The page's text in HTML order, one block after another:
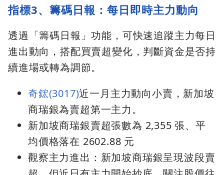
指標3、籌碼日報：每日即時主力動向
透過「籌碼日報」功能，可快速追蹤主力每日
進出動向，搭配買賣超變化，判斷資金是否持
續進場或轉為調節。
奇鋐(3017)近一月主力動向小賣，新加坡
商瑞銀為賣超第一主力。
新加坡商瑞銀賣超張數為 2,355 張、平
均價格落在 2602.88 元
觀察主力進出：新加坡商瑞銀呈現波段賣